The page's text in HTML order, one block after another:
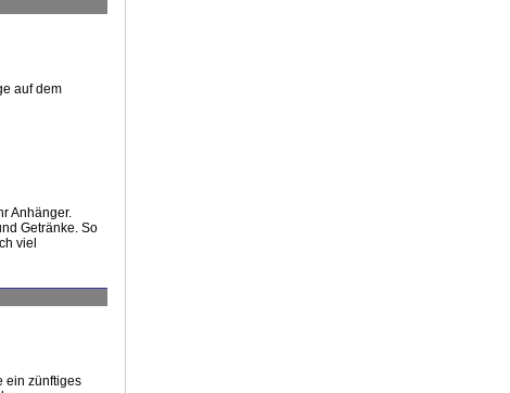
auf dem
Anhänger.
Getränke. So
viel
ein zünftiges